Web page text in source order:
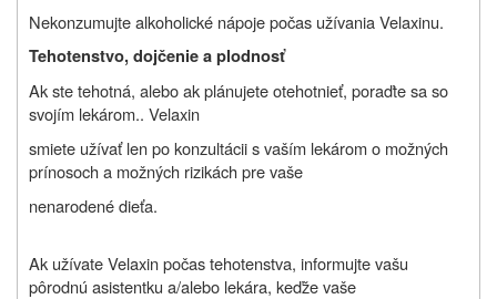
Nekonzumujte alkoholické nápoje počas užívania Velaxinu.
Tehotenstvo, dojčenie a plodnosť
Ak ste tehotná, alebo ak plánujete otehotnieť, poraďte sa so
svojím lekárom.. Velaxin
smiete užívať len po konzultácii s vaším lekárom o možných
prínosoch a možných rizikách pre vaše
nenarodené dieťa.
Ak užívate Velaxin počas tehotenstva, informujte vašu
pôrodnú asistentku a/alebo lekára, keďže vaše